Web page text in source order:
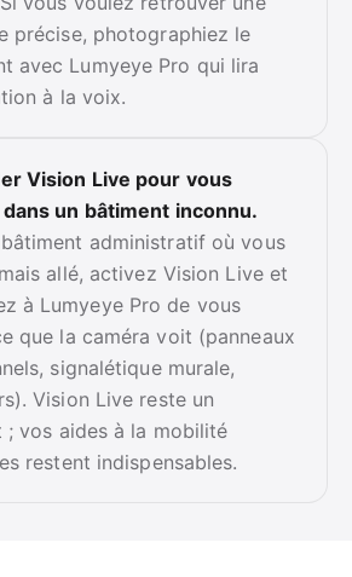
précise, photographiez le
avec Lumyeye Pro qui lira
à la voix.
Vision Live pour vous
un bâtiment inconnu.
administratif où vous
allé, activez Vision Live et
à Lumyeye Pro de vous
que la caméra voit (panneaux
signalétique murale,
Vision Live reste un
; vos aides à la mobilité
restent indispensables.